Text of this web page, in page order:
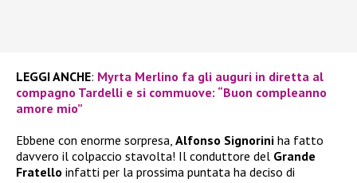
LEGGI ANCHE: Myrta Merlino fa gli auguri in diretta al
compagno Tardelli e si commuove: “Buon compleanno
amore mio”
Ebbene con enorme sorpresa, Alfonso Signorini ha fatto
davvero il colpaccio stavolta! Il conduttore del Grande
Fratello infatti per la prossima puntata ha deciso di